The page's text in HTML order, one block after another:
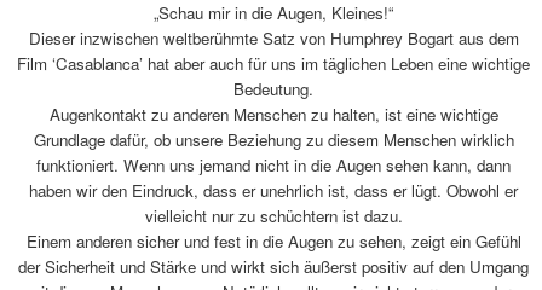
„Schau mir in die Augen, Kleines!“
Dieser inzwischen weltberühmte Satz von Humphrey Bogart aus dem
Film ‘Casablanca’ hat aber auch für uns im täglichen Leben eine wichtige
Bedeutung.
Augenkontakt zu anderen Menschen zu halten, ist eine wichtige
Grundlage dafür, ob unsere Beziehung zu diesem Menschen wirklich
funktioniert. Wenn uns jemand nicht in die Augen sehen kann, dann
haben wir den Eindruck, dass er unehrlich ist, dass er lügt. Obwohl er
vielleicht nur zu schüchtern ist dazu.
Einem anderen sicher und fest in die Augen zu sehen, zeigt ein Gefühl
der Sicherheit und Stärke und wirkt sich äußerst positiv auf den Umgang